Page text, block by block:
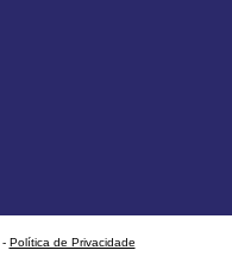
Política de Privacidade